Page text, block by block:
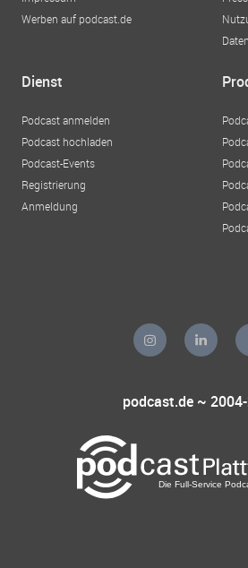
Werben auf podcast.de
Dienst
Podcast anmelden
Podcast hochladen
Podcast-Events
Registrierung
Anmeldung
podcast.de ~